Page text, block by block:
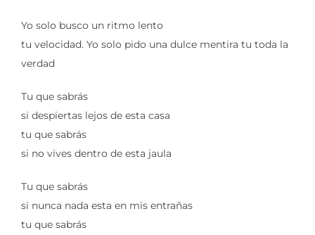
Yo solo busco un ritmo lento
tu velocidad. Yo solo pido una dulce mentira tu toda la
verdad
Tu que sabrás
si despiertas lejos de esta casa
tu que sabrás
si no vives dentro de esta jaula
Tu que sabrás
si nunca nada esta en mis entrañas
tu que sabrás